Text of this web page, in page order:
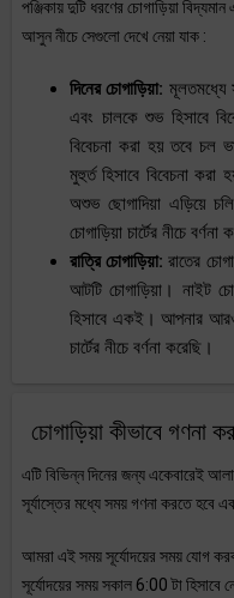
পঞ্জিকায় দুটি ধরণের চোগাড়িয়া
আসুন নীচে সেগুলো দেখে নেয়া যাক :
দিনের চোগাড়িয়া: মূলতমধ্যে
এবং চালকে শুভ হিসাবে
বিবেচনা করা হয় তবে
মুহুর্ত হিসাবে বিবেচনা
অশুভ ছোগাদিয়া এড়িয়ে
চোগাড়িয়া চার্টের নীচে বর্ণনা
রাত্রি চোগাড়িয়া:রাতের
আটটি চোগাড়িয়া। নাইট
হিসাবে একই। আপনার
চার্টের নীচে বর্ণনা করেছি।
চোগাড়িয়া কীভাবে গণনা
এটি বিভিন্ন দিনের জন্য একেবারেই
সূর্যাস্তের মধ্যে সময় গণনা করতে হবে
আমরা এই সময় সূর্যোদয়ের সময় যোগ
সূর্যোদয়ের সময় সকাল 6:00 টা